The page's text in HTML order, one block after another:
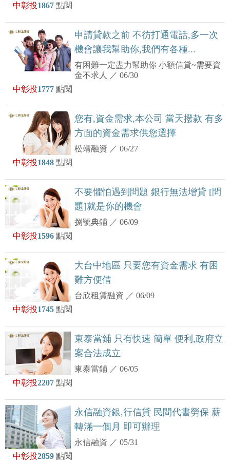
中彰投1867 點閱
申請貸款之前 不彷打通電話,多一次
機會讓我幫助你,我們有各種...
有困難一定盡力幫助你 小額信貸~需要資
金不求人
／06/30
中彰投1777 點閱
您有,資金需求,本公司 當天撥款 有多
方面的資金需求供您選擇
松靖融資 ／06/27
中彰投1848 點閱
不要懼怕遇到問題 銀行無法增貸 [問
題]就是你的機會
捌號典鋪 ／06/09
中彰投1596 點閱
大台中地區 只要您有資金需求 有困
難方便借
台欣租賃融資 ／06/09
中彰投1745 點閱
東泰當鋪 只有快速 簡單 便利,政府立
案合法成立
東泰當鋪 ／06/05
中彰投2207 點閱
永信融資銀,行信貸 民間代書勞保 薪
轉滿一個月 即可辦理
永信融資 ／05/31
中彰投2859 點閱